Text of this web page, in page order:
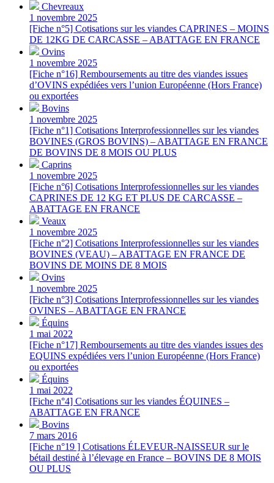
Chevreaux
1 novembre 2025
[Fiche n°5] Cotisations sur les viandes CAPRINES – MOINS
DE 12KG DE CARCASSE – ABATTAGE EN FRANCE
Ovins
1 novembre 2025
[Fiche n°16] Remboursements au titre des viandes issues
d’OVINS expédiées vers l’union Européenne (Hors France)
ou exportées
Bovins
1 novembre 2025
[Fiche n°1] Cotisations Interprofessionnelles sur les viandes
BOVINES (GROS BOVINS) – ABATTAGE EN FRANCE
DE BOVINS DE 8 MOIS OU PLUS
Caprins
1 novembre 2025
[Fiche n°6] Cotisations Interprofessionnelles sur les viandes
CAPRINES DE 12 KG ET PLUS DE CARCASSE –
ABATTAGE EN FRANCE
Veaux
1 novembre 2025
[Fiche n°2] Cotisations Interprofessionnelles sur les viandes
BOVINES (VEAU) – ABATTAGE EN FRANCE DE
BOVINS DE MOINS DE 8 MOIS
Ovins
1 novembre 2025
[Fiche n°3] Cotisations Interprofessionnelles sur les viandes
OVINES – ABATTAGE EN FRANCE
Équins
1 mai 2022
[Fiche n°17] Remboursements au titre des viandes issues des
EQUINS expédiées vers l’union Européenne (Hors France)
ou exportées
Équins
1 mai 2022
[Fiche n°4] Cotisations sur les viandes ÉQUINES –
ABATTAGE EN FRANCE
Bovins
7 mars 2016
[Fiche n°19 ] Cotisations ÉLEVEUR-NAISSEUR sur le
bétail destiné à l’élevage en France – BOVINS DE 8 MOIS
OU PLUS